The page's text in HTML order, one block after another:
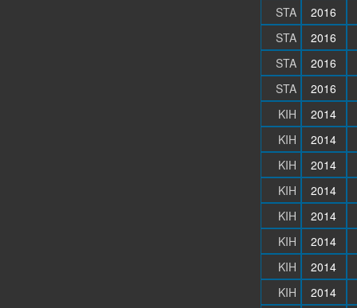
STA
2016
STA
2016
STA
2016
STA
2016
KIH
2014
KIH
2014
KIH
2014
KIH
2014
KIH
2014
KIH
2014
KIH
2014
KIH
2014